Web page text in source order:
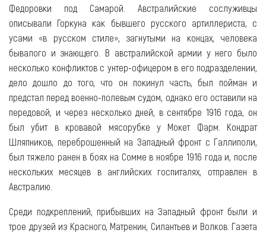
Федоровки под Самарой. Австралийские сослуживцы
описывали Горкуна как бывшего русского артиллериста, с
усами «в русском стиле», загнутыми на концах, человека
бывалого и знающего. В австралийской армии у него было
несколько конфликтов с унтер-офицером в его подразделении,
дело дошло до того, что он покинул часть, был пойман и
предстал перед военно-полевым судом, однако его оставили на
передовой, и через несколько дней, в сентябре 1916 года, он
был убит в кровавой мясорубке у Мокет Фарм. Кондрат
Шляпников, переброшенный на Западный фронт с Галлиполи,
был тяжело ранен в боях на Сомме в ноябре 1916 года и, после
нескольких месяцев в английских госпиталях, отправлен в
Австралию.
Среди подкреплений, прибывших на Западный фронт были и
трое друзей из Красного, Матренин, Силантьев и Волков. Газета